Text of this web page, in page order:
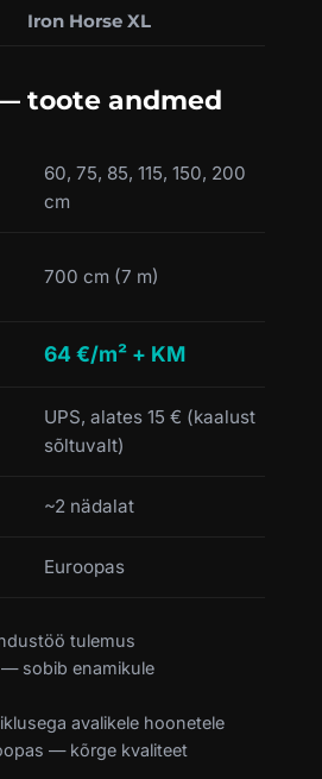
Iron Horse XL
toote andmed
60, 75, 85, 115, 150, 200
cm
700 cm (7 m)
64 €/m² + KM
UPS, alates 15 € (kaalust
sõltuvalt)
~2 nädalat
Euroopas
tulemus
sobib enamikule
avalikele hoonetele
— kõrge kvaliteet